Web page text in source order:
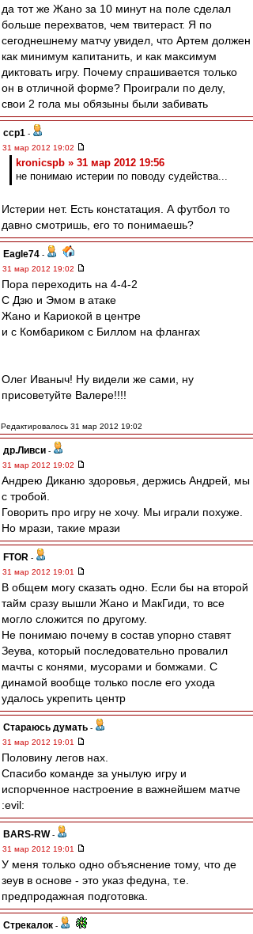
да тот же Жано за 10 минут на поле сделал
больше перехватов, чем твитераст. Я по
сегоднешнему матчу увидел, что Артем должен
как минимум капитанить, и как максимум
диктовать игру. Почему спрашивается только
он в отличной форме? Проиграли по делу,
свои 2 гола мы обязыны были забивать
ccp1 -
31 мар 2012 19:02
kronicspb » 31 мар 2012 19:56
не понимаю истерии по поводу судейства...
Истерии нет. Есть констатация. А футбол то
давно смотришь, его то понимаешь?
Eagle74 -
31 мар 2012 19:02
Пора переходить на 4-4-2
С Дзю и Эмом в атаке
Жано и Кариокой в центре
и с Комбариком с Биллом на флангах
Олег Иваныч! Ну видели же сами, ну
присоветуйте Валере!!!!
Редактировалось 31 мар 2012 19:02
др.Ливси -
31 мар 2012 19:02
Андрею Диканю здоровья, держись Андрей, мы
с тробой.
Говорить про игру не хочу. Мы играли похуже.
Но мрази, такие мрази
FTOR -
31 мар 2012 19:01
В общем могу сказать одно. Если бы на второй
тайм сразу вышли Жано и МакГиди, то все
могло сложится по другому.
Не понимаю почему в состав упорно ставят
Зеува, который последовательно провалил
мачты с конями, мусорами и бомжами. С
динамой вообще только после его ухода
удалось укрепить центр
Стараюсь думать -
31 мар 2012 19:01
Половину легов нах.
Спасибо команде за унылую игру и
испорченное настроение в важнейшем матче
:evil:
BARS-RW -
31 мар 2012 19:01
У меня только одно объяснение тому, что де
зеув в основе - это указ федуна, т.е.
предпродажная подготовка.
Стрекалок -